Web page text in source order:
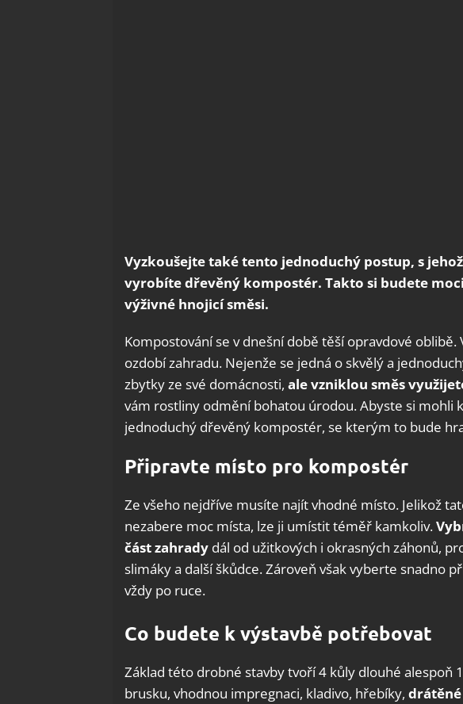
Vyzkoušejte také tento jednoduchý postup, s
vyrobíte dřevěný kompostér. Takto si budete
výživné hnojicí směsi.
Kompostování se v dnešní době těší opravdové
ozdobí zahradu. Nejenže se jedná o skvělý a
zbytky ze své domácnosti, ale vzniklou směs
vám rostliny odmění bohatou úrodou. Abyste si mohli
jednoduchý dřevěný kompostér, se kterým to bude
Připravte místo pro kompostér
Ze všeho nejdříve musíte najít vhodné místo. Jelikož
nezabere moc místa, lze ji umístit téměř kamkoliv.
část zahrady dál od užitkových i okrasných záhonů,
slimáky a další škůdce. Zároveň však vyberte snadno
vždy po ruce.
Co budete k výstavbě potřebovat
Základ této drobné stavby tvoří 4 kůly dlouhé alespoň
brusku, vhodnou impregnaci, kladivo, hřebíky,